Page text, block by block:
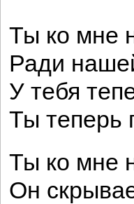
Ты ко мне
Ради
У тебя
Ты теперь
Ты ко мне
Он